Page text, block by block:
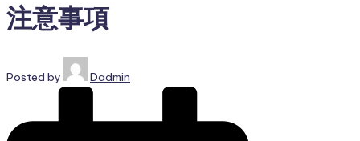
注意事項
Posted by Dadmin